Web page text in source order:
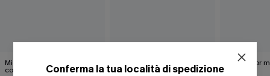
Midkini incrociato sul retro
con stampa leopardata Under Your Skin
Bikini color
Conferma la tua località di spedizione